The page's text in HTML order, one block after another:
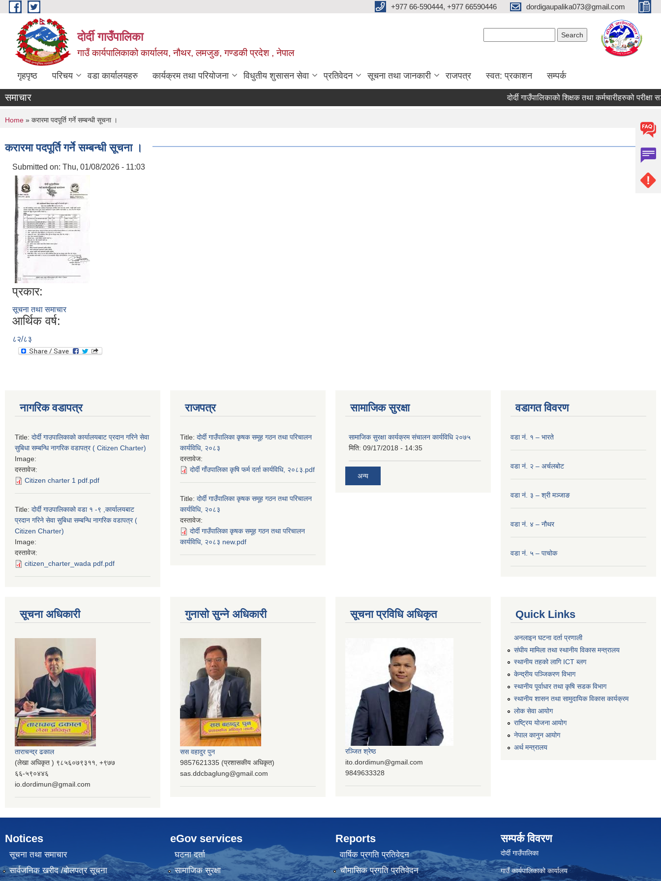
Skip to main content +977 66-590444, +977 66590446 dordigaupalika073@gmail.com
दोर्दी गाउँपालिका
गाउँ कार्यपालिकाको कार्यालय, नौथर, लमजुङ, गण्डकी प्रदेश , नेपाल
गृहपृष्ठ परिचय वडा कार्यालयहरु कार्यक्रम तथा परियोजना विधुतीय शुसासन सेवा प्रतिवेदन सूचना तथा जानकारी राजपत्र स्वत: प्रकाशन सम्पर्क
समाचार दोर्दी गाउँपालिकाको शिक्षक तथा कर्मचारीहरुको परीक्षा
You are here
Home » करारमा पदपूर्ति गर्ने सम्बन्धी सूचना ।
करारमा पदपूर्ति गर्ने सम्बन्धी सूचना ।
Submitted on: Thu, 01/08/2026 - 11:03
प्रकार:
सूचना तथा समाचार
आर्थिक वर्ष:
८२/८३
नागरिक वडापत्र
Title: दोर्दी गाउपालिकाको कार्यालयबाट प्रदान गरिने सेवा
सुबिधा सम्बन्धि नागरिक वडापत्र ( Citizen Charter)
Image:
दस्तावेज:
Citizen charter 1 pdf.pdf
Title: दोर्दी गाउपालिकाको वडा १ -९ ,कार्यालयबाट
प्रदान गरिने सेवा सुबिधा सम्बन्धि नागरिक वडापत्र (
Citizen Charter)
Image:
दस्तावेज:
citizen_charter_wada pdf.pdf
राजपत्र
Title: दोर्दी गाउँपालिका कृषक समूह गठन तथा परिचालन
कार्यविधि, २०८३
दस्तावेज:
दोर्दी गाँउपालिका कृषि फर्म दर्ता कार्यविधि, २०८३.pdf
Title: दोर्दी गाउँपालिका कृषक समूह गठन तथा परिचालन
कार्यविधि, २०८३
दस्तावेज:
दोर्दी गाउँपालिका कृषक समूह गठन तथा परिचालन
कार्यविधि, २०८३ new.pdf
सामाजिक सुरक्षा
सामाजिक सुरक्षा कार्यक्रम संचालन कार्यविधि २०७५
मिति: 09/17/2018 - 14:35
अन्य
वडागत विवरण
वडा नं. १ – भारते
वडा नं. २ – अर्चलबोट
वडा नं. ३ – श्री मञ्‍जाङ
वडा नं. ४ – नौथर
वडा नं. ५ – पाचोक
सूचना अधिकारी
ताराचन्द्र ढकाल
(लेखा अधिकृत ) ९८५६०७९३११, ‌‍‍+९७७
६६-५९०४४६
io.dordimun@gmail.com
गुनासो सुन्ने अधिकारी
सस वहादुर पुन
9857621335 (प्रशासकीय अधिकृत)
sas.ddcbaglung@gmail.com
सूचना प्रविधि अधिकृत
रञ्‍जित श्रेष्ठ
ito.dordimun@gmail.com
9849633328
Quick Links
अनलाइन घटना दर्ता प्रणाली
संघीय मामिला तथा स्थानीय विकास मन्त्रालय
स्थानीय तहको लागि ICT ब्लग
केन्द्रीय पञ्जिकरण विभाग
स्थानीय पूर्वाधार तथा कृषि सडक विभाग
स्थानीय शासन तथा सामुदायिक विकास कार्यक्रम
लोक सेवा आयोग
राष्ट्रिय योजना आयोग
नेपाल कानुन आयोग
अर्थ मन्त्रालय
Notices
सूचना तथा समाचार
सार्वजनिक खरीद /बोलपत्र सूचना
eGov services
घटना दर्ता
सामाजिक सुरक्षा
Reports
वार्षिक प्रगति प्रतिवेदन
चौमासिक प्रगति प्रतिवेदन
सम्पर्क विवरण
दोर्दी गाउँपालिका
गाउँ कार्यपालिकाको कार्यालय